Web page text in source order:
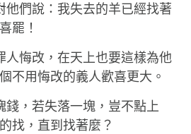
他們說：我失去的羊已經找著
罷！
人悔改，在天上也要這樣為他
不用悔改的義人歡喜更大。
錢，若失落一塊，豈不點上
找，直到找著麼？